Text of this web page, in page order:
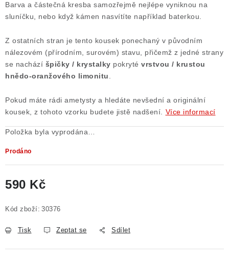
Barva a částečná kresba samozřejmě nejlépe vyniknou na
sluníčku, nebo když kámen nasvítíte například baterkou.
Z ostatních stran je tento kousek ponechaný v původním
nálezovém (přírodním, surovém) stavu, přičemž z jedné strany
se nachází špičky / krystalky pokryté vrstvou / krustou
hnědo-oranžového limonitu
Pokud máte rádi ametysty a hledáte nevšední a originální
kousek, z tohoto vzorku budete jistě nadšení.
Více informací
Položka byla vyprodána…
Prodáno
590 Kč
Kód zboží: 30376
Tisk Zeptat se Sdílet